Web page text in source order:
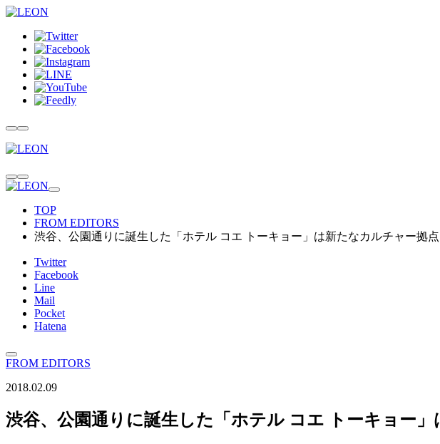
TOP
FROM EDITORS
渋谷、公園通りに誕生した「ホテル コエ トーキョー」は新たなカルチャー拠
Twitter
Facebook
Line
Mail
Pocket
Hatena
FROM EDITORS
2018.02.09
渋谷、公園通りに誕生した「ホテル コエ トーキョー